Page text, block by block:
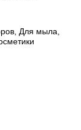
Для мыла,